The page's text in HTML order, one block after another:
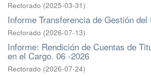
Rectorado (2025-03-31)
Informe Transferencia de Gestión
Rectorado (2026-07-13)
Informe: Rendición de Cuentas de
en el Cargo. 06 -2026
Rectorado (2026-07-24)